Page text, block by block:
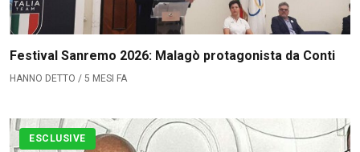
Festival Sanremo 2026: Malagò protagonista da Conti
HANNO DETTO / 5 MESI FA
ESCLUSIVE